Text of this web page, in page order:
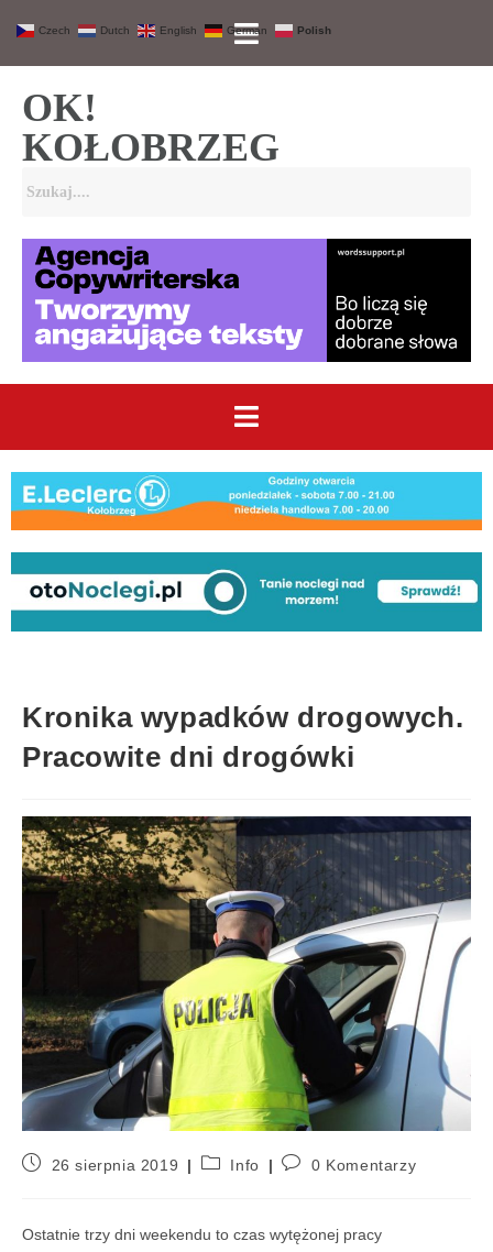
OK!
KOŁOBRZEG
Kronika wypadków drogowych.
Pracowite dni drogówki
26 sierpnia 2019 Info 0 Komentarzy
Ostatnie trzy dni weekendu to czas wytężonej pracy
Czech Dutch English German Polish